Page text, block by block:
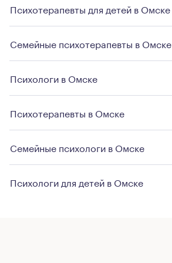
Психотерапевты для детей в Омске
Семейные психотерапевты в Омске
Психологи в Омске
Психотерапевты в Омске
Семейные психологи в Омске
Психологи для детей в Омске